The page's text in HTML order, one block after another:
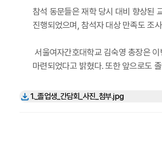
참석 동문들은 재학 당시 대비 향상된
진행되었으며, 참석자 대상 만족도 조
서울여자간호대학교 김숙영 총장은
마련되었다고 밝혔다. 또한 앞으로도
1._졸업생_간담회_사진_첨부.jpg